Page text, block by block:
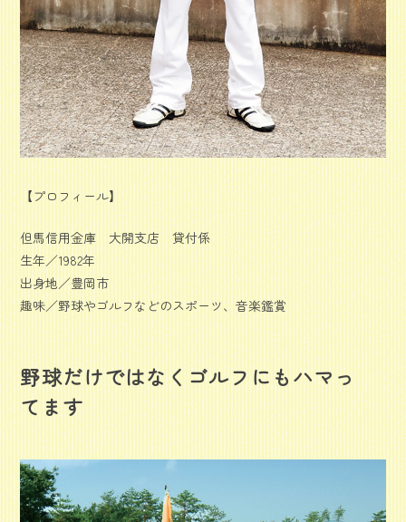
【プロフィール】
但馬信用金庫 大開支店 貸付係
生年／1982年
出身地／豊岡市
趣味／野球やゴルフなどのスポーツ、音楽鑑賞
野球だけではなくゴルフにもハマっ
てます